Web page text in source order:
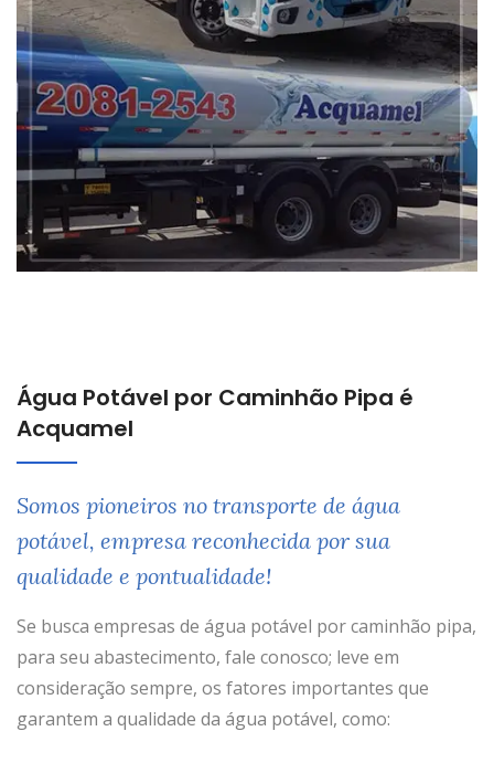
Água Potável por Caminhão Pipa é
Acquamel
Somos pioneiros no transporte de água
potável, empresa reconhecida por sua
qualidade e pontualidade!
Se busca empresas de água potável por caminhão pipa,
para seu abastecimento, fale conosco; leve em
consideração sempre, os fatores importantes que
garantem a qualidade da água potável, como: